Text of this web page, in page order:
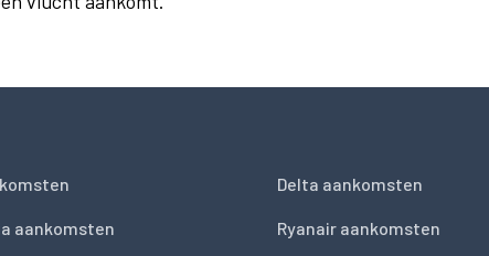
aankomsten
Delta aankomsten
Ryanair aankomsten